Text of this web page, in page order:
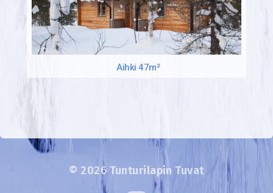
Aihki 47m²
© 2026 Tunturilapin Tuvat